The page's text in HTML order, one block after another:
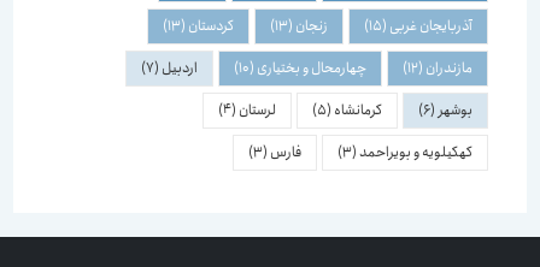
آذربایجان غربی(15) زنجان(13) کردستان(13)
مازندران(12) چهارمحال و بختیاری(10) اردبیل(7)
بوشهر(6) کرمانشاه(5) لرستان(4)
کهکیلویه و بویراحمد(3) فارس(3)